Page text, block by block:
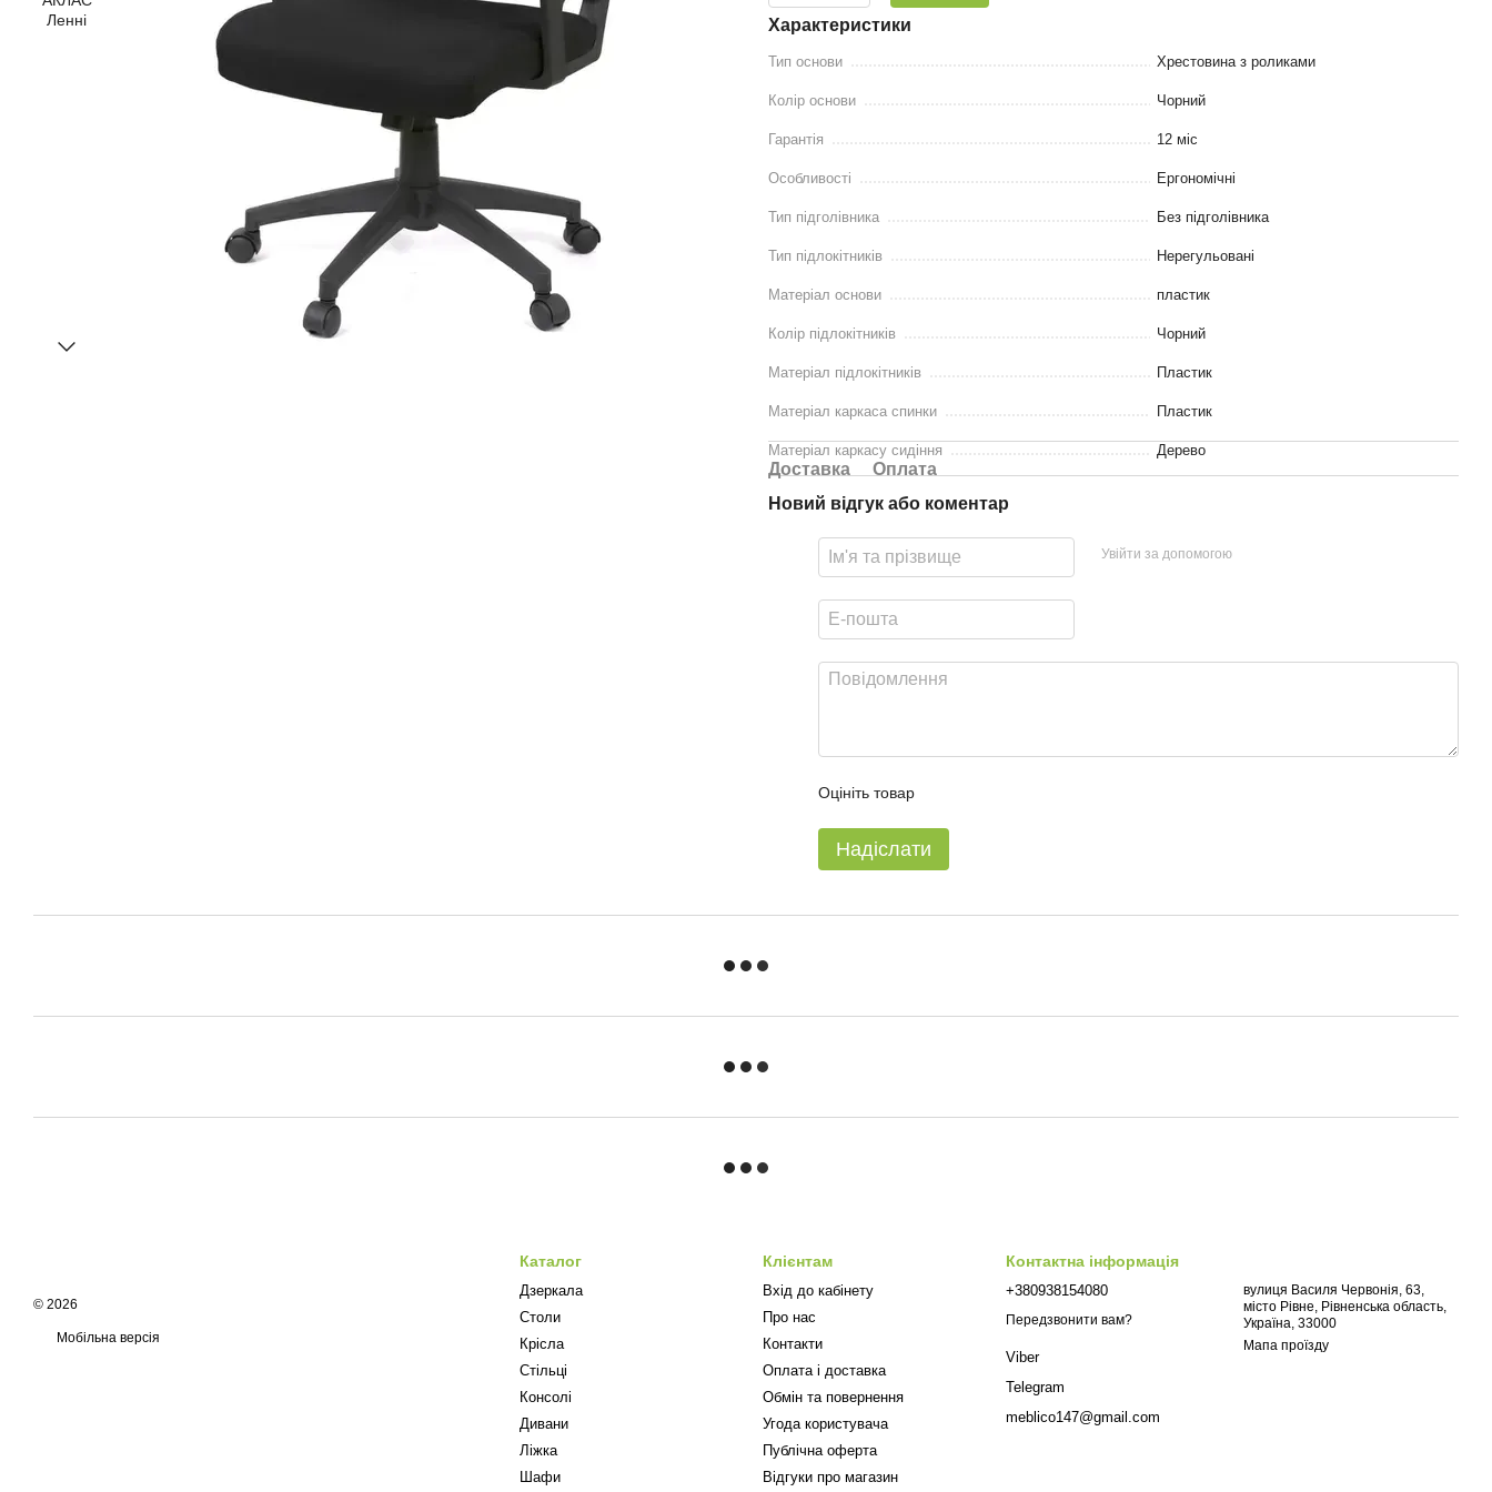
Характеристики
Тип основи Хрестовина з роликами
Колір основи Чорний
Гарантія 12 міс
Особливості Ергономічні
Тип підголівника Без підголівника
Тип підлокітників Нерегульовані
Матеріал основи пластик
Колір підлокітників Чорний
Матеріал підлокітників Пластик
Матеріал каркаса спинки Пластик
Матеріал каркасу сидіння Дерево
Доставка
Оплата
Новий відгук або коментар
Увійти за допомогою
Оцініть товар
Надіслати
© 2026
Мобільна версія
Каталог
Дзеркала
Столи
Крісла
Стільці
Консолі
Дивани
Ліжка
Шафи
Клієнтам
Вхід до кабінету
Про нас
Контакти
Оплата і доставка
Обмін та повернення
Угода користувача
Публічна оферта
Відгуки про магазин
Контактна інформація
+380938154080
Передзвонити вам?
Viber
Telegram
meblico147@gmail.com
вулиця Василя Червонія, 63,
місто Рівне, Рівненська область,
Україна, 33000
Мапа проїзду